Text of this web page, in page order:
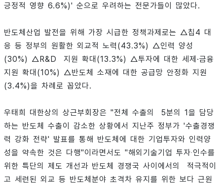
긍정적 영향 6.6%)' 순으로 우려하는 전문가들이 많았다.
반도체산업 발전을 위해 가장 시급한 정책과제로는 △칩4 대
응 등 정부의 원활한 외교적 노력(43.3%) △인력 양성
(30%) △R&D 지원 확대(13.3%) △투자에 대한 세제·금융
지원 확대(10%) △반도체 소재에 대한 공급망 안정화 지원
(3.4%)을 차례로 꼽았다.
우태희 대한상의 상근부회장은 "전체 수출의 5분의 1을 담당
하는 반도체 수출이 감소한 상황에서 지난주 정부가 '수출경쟁
력 강화 전략' 발표를 통해 반도체에 대한 기업투자와 인력양
성을 약속한 것은 다행"이라면서도 "해외기술기업 투자‧인수를
위한 특단의 제도 개선과 반도체 경쟁국 사이에서의 적극적이
고 세련된 외교 등 반도체분야 초격차 유지를 위한 보다 근원